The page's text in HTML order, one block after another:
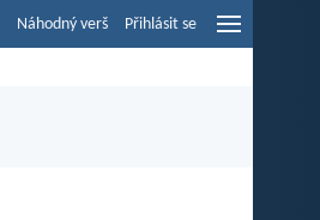
Náhodný verš Přihlásit se